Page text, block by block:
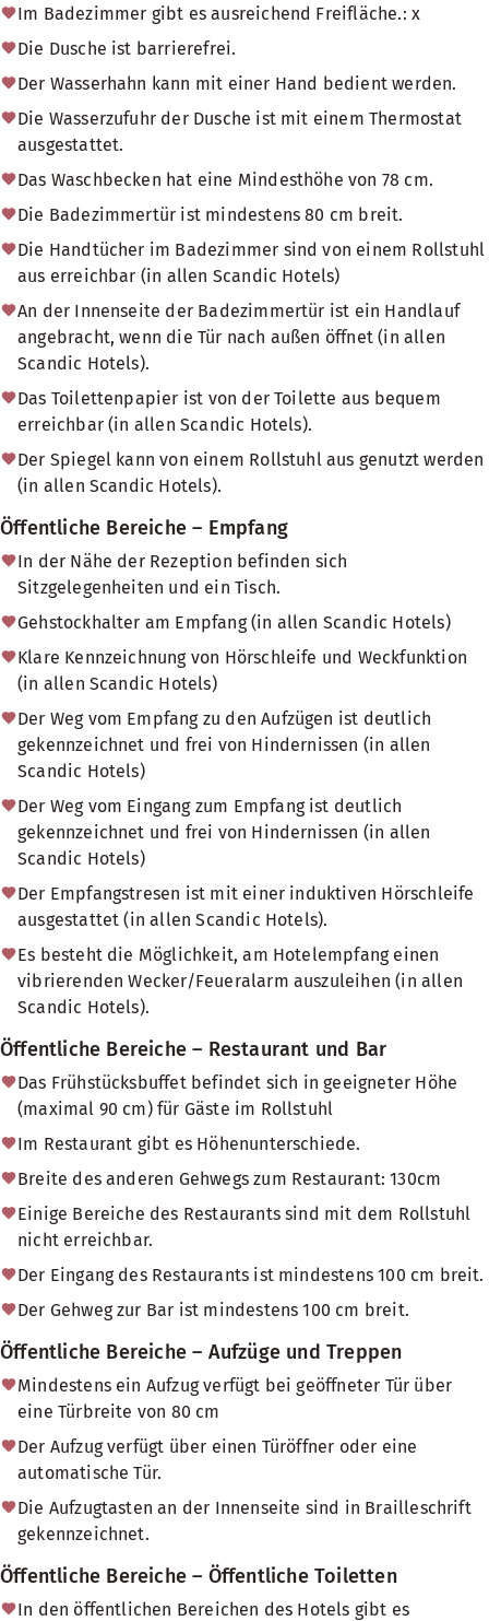
Im Badezimmer gibt es ausreichend Freifläche.: x
Die Dusche ist barrierefrei.
Der Wasserhahn kann mit einer Hand bedient werden.
Die Wasserzufuhr der Dusche ist mit einem Thermostat
ausgestattet.
Das Waschbecken hat eine Mindesthöhe von 78 cm.
Die Badezimmertür ist mindestens 80 cm breit.
Die Handtücher im Badezimmer sind von einem Rollstuhl
aus erreichbar (in allen Scandic Hotels)
An der Innenseite der Badezimmertür ist ein Handlauf
angebracht, wenn die Tür nach außen öffnet (in allen
Scandic Hotels).
Das Toilettenpapier ist von der Toilette aus bequem
erreichbar (in allen Scandic Hotels).
Der Spiegel kann von einem Rollstuhl aus genutzt werden
(in allen Scandic Hotels).
Öffentliche Bereiche – Empfang
In der Nähe der Rezeption befinden sich
Sitzgelegenheiten und ein Tisch.
Gehstockhalter am Empfang (in allen Scandic Hotels)
Klare Kennzeichnung von Hörschleife und Weckfunktion
(in allen Scandic Hotels)
Der Weg vom Empfang zu den Aufzügen ist deutlich
gekennzeichnet und frei von Hindernissen (in allen
Scandic Hotels)
Der Weg vom Eingang zum Empfang ist deutlich
gekennzeichnet und frei von Hindernissen (in allen
Scandic Hotels)
Der Empfangstresen ist mit einer induktiven Hörschleife
ausgestattet (in allen Scandic Hotels).
Es besteht die Möglichkeit, am Hotelempfang einen
vibrierenden Wecker/Feueralarm auszuleihen (in allen
Scandic Hotels).
Öffentliche Bereiche – Restaurant und Bar
Das Frühstücksbuffet befindet sich in geeigneter Höhe
(maximal 90 cm) für Gäste im Rollstuhl
Im Restaurant gibt es Höhenunterschiede.
Breite des anderen Gehwegs zum Restaurant: 130cm
Einige Bereiche des Restaurants sind mit dem Rollstuhl
nicht erreichbar.
Der Eingang des Restaurants ist mindestens 100 cm breit.
Der Gehweg zur Bar ist mindestens 100 cm breit.
Öffentliche Bereiche – Aufzüge und Treppen
Mindestens ein Aufzug verfügt bei geöffneter Tür über
eine Türbreite von 80 cm
Der Aufzug verfügt über einen Türöffner oder eine
automatische Tür.
Die Aufzugtasten an der Innenseite sind in Brailleschrift
gekennzeichnet.
Öffentliche Bereiche – Öffentliche Toiletten
In den öffentlichen Bereichen des Hotels gibt es